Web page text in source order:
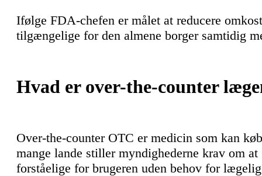
Ifølge FDA-chefen er målet at reducere
tilgængelige for den almene borger samtidig
Hvad er over-the-counter
Over-the-counter OTC er medicin som kan
mange lande stiller myndighederne krav om
forståelige for brugeren uden behov for